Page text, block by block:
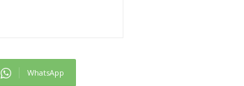
WhatsApp